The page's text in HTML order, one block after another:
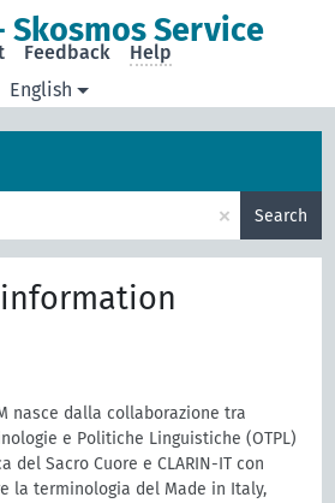
Skosmos Service
English
Feedback Help
× Search
nasce dalla collaborazione tra
e Politiche Linguistiche (OTPL)
del Sacro Cuore e CLARIN-IT con
la terminologia del Made in Italy,